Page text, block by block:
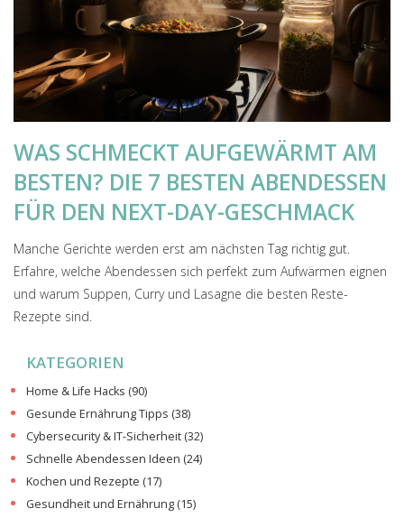
WAS SCHMECKT AUFGEWÄRMT AM
BESTEN? DIE 7 BESTEN ABENDESSEN
FÜR DEN NEXT-DAY-GESCHMACK
Manche Gerichte werden erst am nächsten Tag richtig gut.
Erfahre, welche Abendessen sich perfekt zum Aufwärmen eignen
und warum Suppen, Curry und Lasagne die besten Reste-
Rezepte sind.
KATEGORIEN
Home & Life Hacks (90)
Gesunde Ernährung Tipps (38)
Cybersecurity & IT-Sicherheit (32)
Schnelle Abendessen Ideen (24)
Kochen und Rezepte (17)
Gesundheit und Ernährung (15)